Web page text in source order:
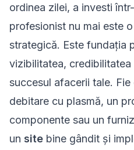
ordinea zilei, a investi
profesionist nu mai este
strategică. Este fundația
vizibilitatea, credibilitatea
succesul afacerii tale.
debitare cu plasmă, un
componente sau un
un site bine gândit și